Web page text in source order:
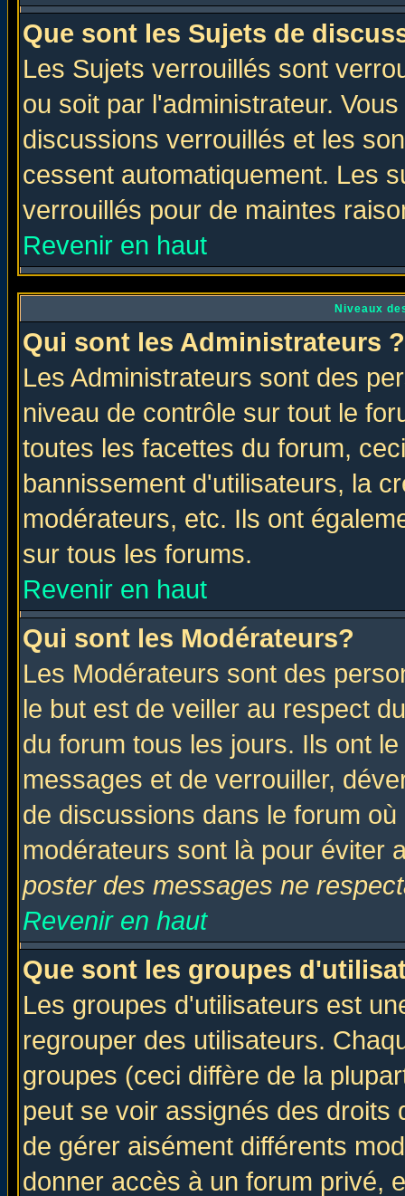
Que sont les Sujets de
Les Sujets verrouillés sont
ou soit par l'administrateur.
discussions verrouillés et les
cessent automatiquement. Les
verrouillés pour de maintes
Revenir en haut
Niveaux
Qui sont les Administrateurs ?
Les Administrateurs sont des
niveau de contrôle sur tout le
toutes les facettes du forum,
bannissement d'utilisateurs, la
modérateurs, etc. Ils ont
sur tous les forums.
Revenir en haut
Qui sont les Modérateurs?
Les Modérateurs sont des
le but est de veiller au respect
du forum tous les jours. Ils ont
messages et de verrouiller,
de discussions dans le forum
modérateurs sont là pour éviter
poster des messages ne
Revenir en haut
Que sont les groupes
Les groupes d'utilisateurs est
regrouper des utilisateurs.
groupes (ceci diffère de la
peut se voir assignés des
de gérer aisément différents
donner accès à un forum privé,